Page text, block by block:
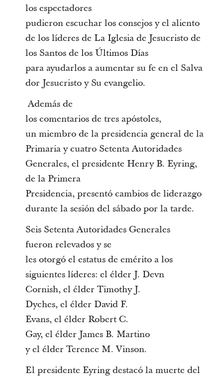
los espectadores
pudieron escuchar los consejos y el aliento
de los líderes de La Iglesia de Jesucristo de
los Santos de los Últimos Días
para ayudarlos a aumentar su fe en el Salva
dor Jesucristo y Su evangelio.
Además de
los comentarios de tres apóstoles,
un miembro de la presidencia general de la
Primaria y cuatro Setenta Autoridades
Generales, el presidente Henry B. Eyring,
de la Primera
Presidencia, presentó cambios de liderazgo
durante la sesión del sábado por la tarde.
Seis Setenta Autoridades Generales
fueron relevados y se
les otorgó el estatus de emérito a los
siguientes líderes: el élder J. Devn
Cornish, el élder Timothy J.
Dyches, el élder David F.
Evans, el élder Robert C.
Gay, el élder James B. Martino
y el élder Terence M. Vinson.
El presidente Eyring destacó la muerte del